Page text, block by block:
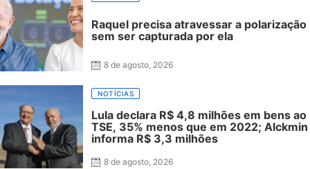
Raquel precisa atravessar a polarização
sem ser capturada por ela
8 de agosto, 2026
NOTÍCIAS
Lula declara R$ 4,8 milhões em bens ao
TSE, 35% menos que em 2022; Alckmin
informa R$ 3,3 milhões
8 de agosto, 2026